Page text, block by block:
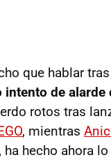
que hablar
intento de alarde
rotos tras
, mientras
hecho ahora